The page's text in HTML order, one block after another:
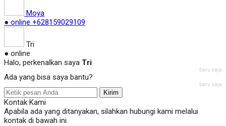
Moya
● online +628159029109
Tri
● online
Halo, perkenalkan saya Tri
baru saja
Ada yang bisa saya bantu?
baru saja
Kirim
Kontak Kami
Apabila ada yang ditanyakan, silahkan hubungi kami melalui
kontak di bawah ini.